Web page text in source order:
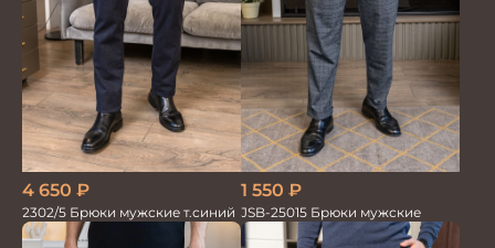
4 650 ₽
2302/5 Брюки мужские т.синий
1 550 ₽
JSB-25015 Брюки мужские